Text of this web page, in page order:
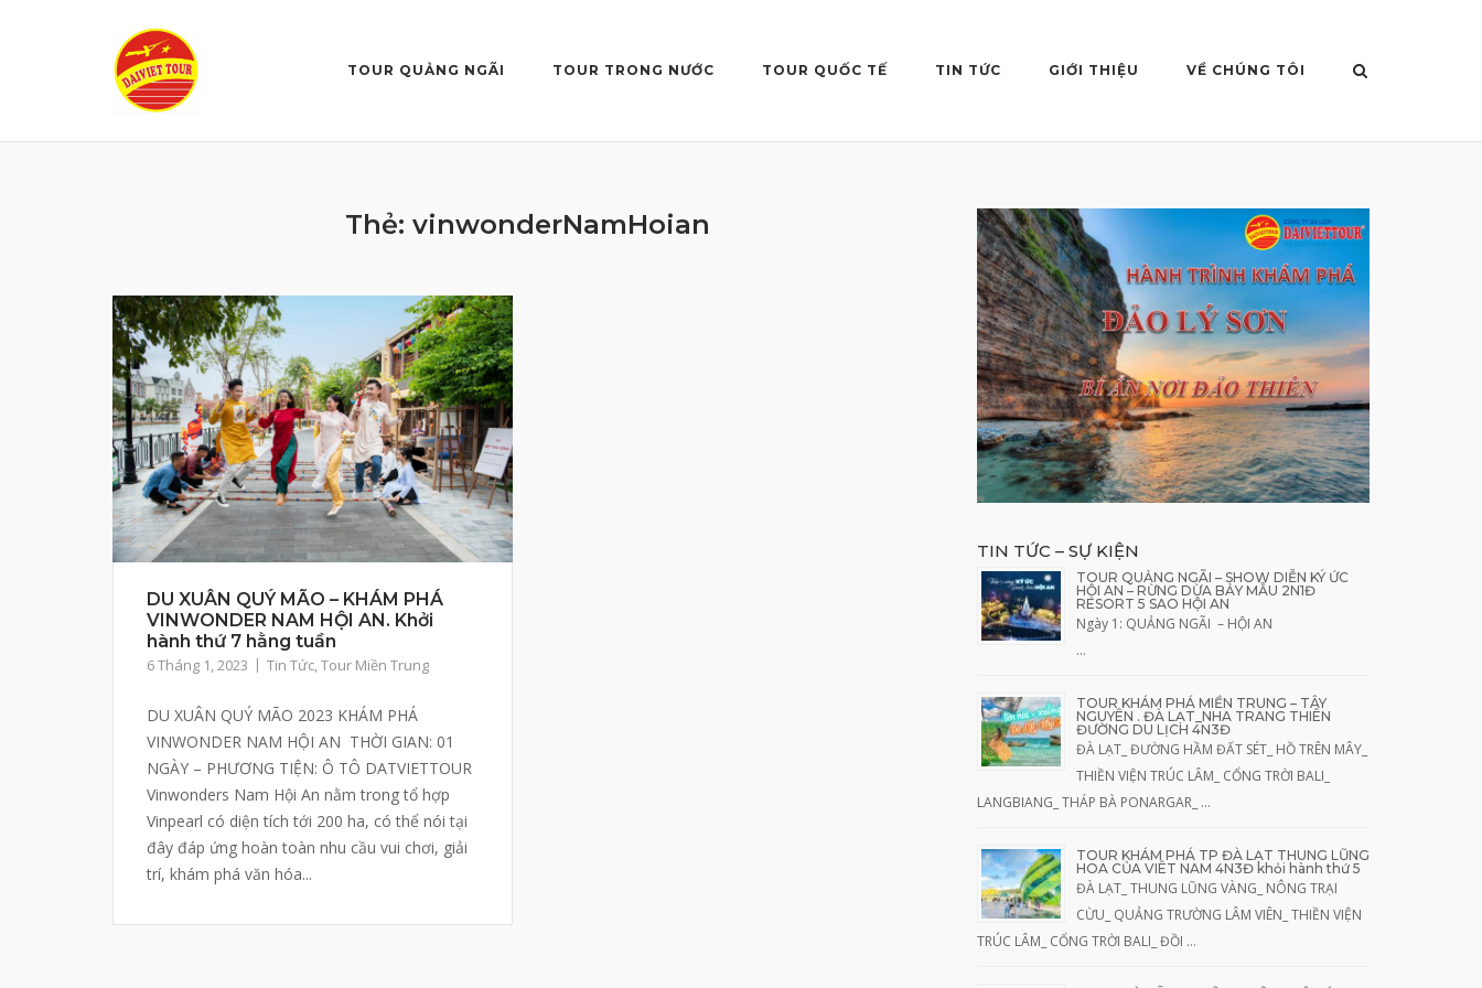
TOUR QUẢNG NGÃI TOUR TRONG NƯỚC TOUR QUỐC TẾ TIN TỨC GIỚI THIỆU VỀ CHÚNG TÔI
Thẻ: vinwonderNamHoian
DU XUÂN QUÝ MÃO – KHÁM PHÁ
VINWONDER NAM HỘI AN. Khởi
hành thứ 7 hằng tuần
6 Tháng 1, 2023 Tin Tức,Tour Miền Trung
DU XUÂN QUÝ MÃO 2023 KHÁM PHÁ
VINWONDER NAM HỘI AN THỜI GIAN: 01
NGÀY – PHƯƠNG TIỆN: Ô TÔ DATVIETTOUR
Vinwonders Nam Hội An nằm trong tổ hợp
Vinpearl có diện tích tới 200 ha, có thể nói tại
đây đáp ứng hoàn toàn nhu cầu vui chơi, giải
trí, khám phá văn hóa...
TIN TỨC – SỰ KIỆN
TOUR QUẢNG NGÃI – SHOW DIỄN KÝ ỨC
HỘI AN – RỪNG DỪA BẢY MẪU 2N1Đ
RESORT 5 SAO HỘI AN
Ngày 1: QUẢNG NGÃI – HỘI AN
…
TOUR KHÁM PHÁ MIỀN TRUNG – TÂY
NGUYÊN . ĐÀ LẠT_NHA TRANG THIÊN
ĐƯỜNG DU LỊCH 4N3Đ
ĐÀ LẠT_ ĐƯỜNG HẦM ĐẤT SÉT_ HỒ TRÊN MÂY_
THIỀN VIỆN TRÚC LÂM_ CỔNG TRỜI BALI_
LANGBIANG_ THÁP BÀ PONARGAR_ …
TOUR KHÁM PHÁ TP ĐÀ LẠT THUNG LŨNG
HOA CỦA VIÊT NAM 4N3Đ khỏi hành thứ 5
ĐÀ LẠT_ THUNG LŨNG VÀNG_ NÔNG TRẠI
CỪU_ QUẢNG TRƯỜNG LÂM VIÊN_ THIỀN VIỆN
TRÚC LÂM_ CỔNG TRỜI BALI_ ĐỒI …